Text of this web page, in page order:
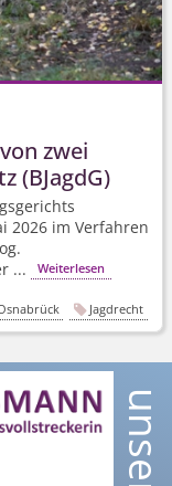
zwei
(BJagdG)
2026 im Verfahren
...
Weiterlesen
Jagdrecht